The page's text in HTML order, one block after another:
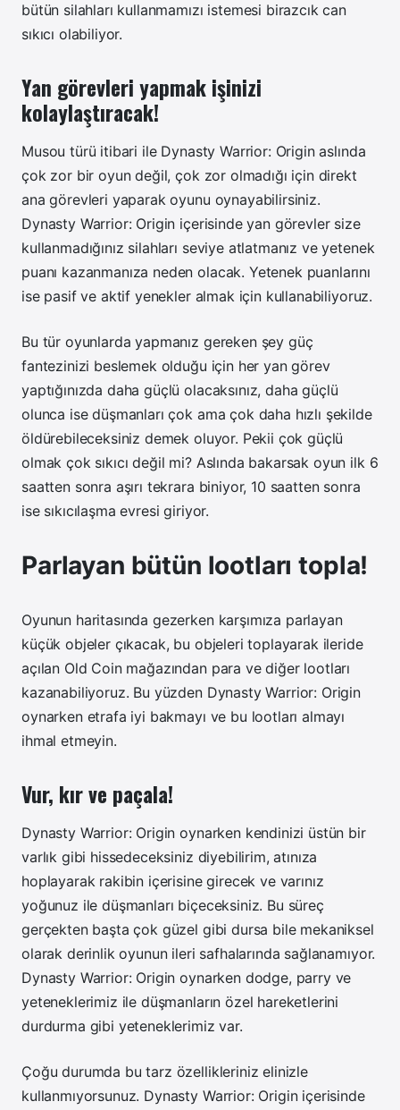
bütün silahları kullanmamızı istemesi birazcık can
sıkıcı olabiliyor.
Yan görevleri yapmak işinizi
kolaylaştıracak!
Musou türü itibari ile Dynasty Warrior: Origin aslında
çok zor bir oyun değil, çok zor olmadığı için direkt
ana görevleri yaparak oyunu oynayabilirsiniz.
Dynasty Warrior: Origin içerisinde yan görevler size
kullanmadığınız silahları seviye atlatmanız ve yetenek
puanı kazanmanıza neden olacak. Yetenek puanlarını
ise pasif ve aktif yenekler almak için kullanabiliyoruz.
Bu tür oyunlarda yapmanız gereken şey güç
fantezinizi beslemek olduğu için her yan görev
yaptığınızda daha güçlü olacaksınız, daha güçlü
olunca ise düşmanları çok ama çok daha hızlı şekilde
öldürebileceksiniz demek oluyor. Pekii çok güçlü
olmak çok sıkıcı değil mi? Aslında bakarsak oyun ilk 6
saatten sonra aşırı tekrara biniyor, 10 saatten sonra
ise sıkıcılaşma evresi giriyor.
Parlayan bütün lootları topla!
Oyunun haritasında gezerken karşımıza parlayan
küçük objeler çıkacak, bu objeleri toplayarak ileride
açılan Old Coin mağazından para ve diğer lootları
kazanabiliyoruz. Bu yüzden Dynasty Warrior: Origin
oynarken etrafa iyi bakmayı ve bu lootları almayı
ihmal etmeyin.
Vur, kır ve paçala!
Dynasty Warrior: Origin oynarken kendinizi üstün bir
varlık gibi hissedeceksiniz diyebilirim, atınıza
hoplayarak rakibin içerisine girecek ve varınız
yoğunuz ile düşmanları biçeceksiniz. Bu süreç
gerçekten başta çok güzel gibi dursa bile mekaniksel
olarak derinlik oyunun ileri safhalarında sağlanamıyor.
Dynasty Warrior: Origin oynarken dodge, parry ve
yeteneklerimiz ile düşmanların özel hareketlerini
durdurma gibi yeteneklerimiz var.
Çoğu durumda bu tarz özellikleriniz elinizle
kullanmıyorsunuz. Dynasty Warrior: Origin içerisinde